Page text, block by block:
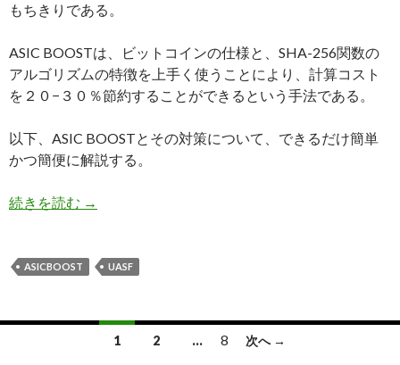
もちきりである。
ASIC BOOSTは、ビットコインの仕様と、SHA-256関数の
アルゴリズムの特徴を上手く使うことにより、計算コスト
を２０−３０％節約することができるという手法である。
以下、ASIC BOOSTとその対策について、できるだけ簡単
かつ簡便に解説する。
続きを読む ASIC BOOSTの手法と対策について
→
ASICBOOST UASF
1 2 … 8 次へ →